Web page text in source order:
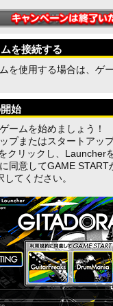
を接続する
を使用する場合は、ゲ
始
ームを始めましょう！
プまたはスタートアッ
クリックし、Launcher
同意してGAME
してください。